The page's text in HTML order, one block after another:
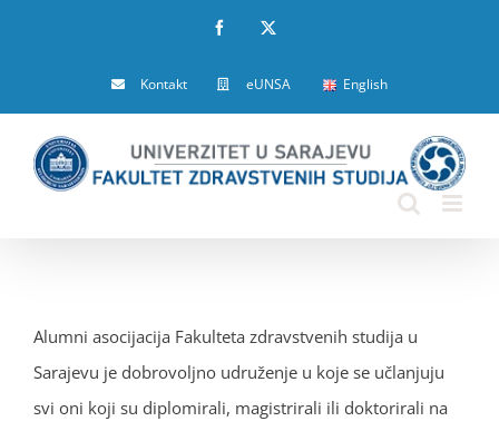
Facebook
Kontakt eUNSA English
Alumni asocijacija Fakulteta zdravstvenih studija u
Sarajevu je dobrovoljno udruženje u koje se učlanjuju
svi oni koji su diplomirali, magistrirali ili doktorirali na